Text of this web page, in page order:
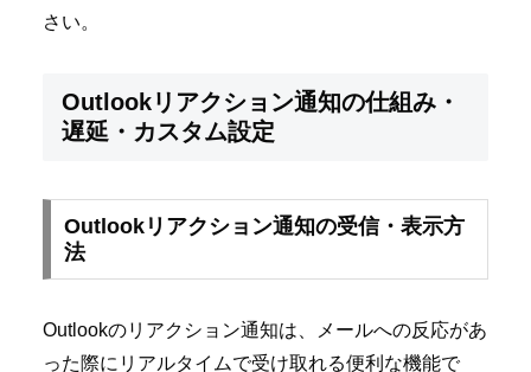
さい。
Outlookリアクション通知の仕組み・
遅延・カスタム設定
Outlookリアクション通知の受信・表示方
法
Outlookのリアクション通知は、メールへの反応があ
った際にリアルタイムで受け取れる便利な機能で